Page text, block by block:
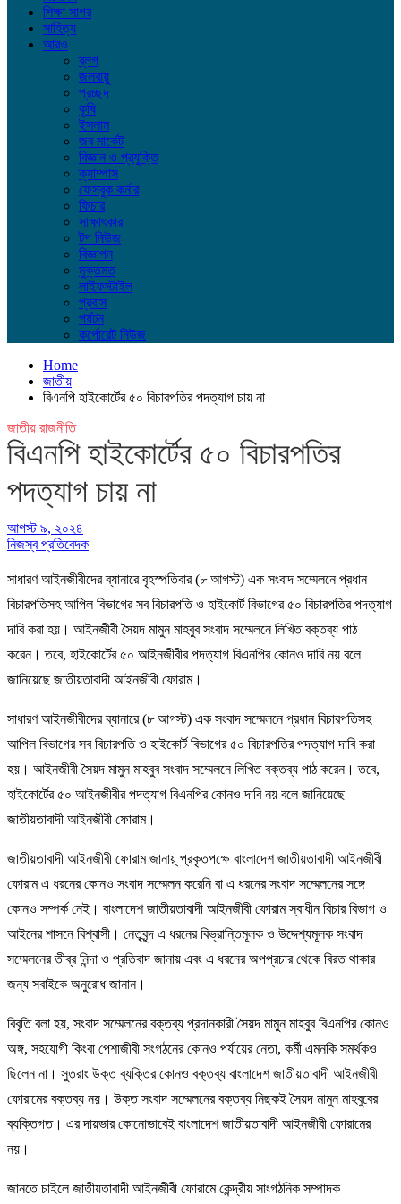
শিক্ষা সাগর
সাহিত্য
আরও
ব্লগ
জলবায়ু
প্রচ্ছদ
কৃষি
ইসলাম
জব মার্কেট
বিজ্ঞান ও প্রযুক্তি
ক্যাম্পাস
ফেসবুক কর্নার
ফিচার
সাক্ষাৎকার
টপ নিউজ
বিজ্ঞাপন
মুক্তমত
লাইফস্টাইল
প্রবাস
পর্যটন
কর্পোরেট নিউজ
Home
জাতীয়
বিএনপি হাইকোর্টের ৫০ বিচারপতির পদত্যাগ চায় না
জাতীয় রাজনীতি
বিএনপি হাইকোর্টের ৫০ বিচারপতির
পদত্যাগ চায় না
আগস্ট ৯, ২০২৪
নিজস্ব প্রতিবেদক
সাধারণ আইনজীবীদের ব্যানারে বৃহস্পতিবার (৮ আগস্ট) এক সংবাদ সম্মেলনে প্রধান
বিচারপতিসহ আপিল বিভাগের সব বিচারপতি ও হাইকোর্ট বিভাগের ৫০ বিচারপতির পদত্যাগ
দাবি করা হয়। আইনজীবী সৈয়দ মামুন মাহবুব সংবাদ সম্মেলনে লিখিত বক্তব্য পাঠ
করেন। তবে, হাইকোর্টের ৫০ আইনজীবীর পদত্যাগ বিএনপির কোনও দাবি নয় বলে
জানিয়েছে জাতীয়তাবাদী আইনজীবী ফোরাম।
সাধারণ আইনজীবীদের ব্যানারে (৮ আগস্ট) এক সংবাদ সম্মেলনে প্রধান বিচারপতিসহ
আপিল বিভাগের সব বিচারপতি ও হাইকোর্ট বিভাগের ৫০ বিচারপতির পদত্যাগ দাবি করা
হয়। আইনজীবী সৈয়দ মামুন মাহবুব সংবাদ সম্মেলনে লিখিত বক্তব্য পাঠ করেন। তবে,
হাইকোর্টের ৫০ আইনজীবীর পদত্যাগ বিএনপির কোনও দাবি নয় বলে জানিয়েছে
জাতীয়তাবাদী আইনজীবী ফোরাম।
জাতীয়তাবাদী আইনজীবী ফোরাম জানায়্‌ প্রকৃতপক্ষে বাংলাদেশ জাতীয়তাবাদী আইনজীবী
ফোরাম এ ধরনের কোনও সংবাদ সম্মেলন করেনি বা এ ধরনের সংবাদ সম্মেলনের সঙ্গে
কোনও সম্পর্ক নেই। বাংলাদেশ জাতীয়তাবাদী আইনজীবী ফোরাম স্বাধীন বিচার বিভাগ ও
আইনের শাসনে বিশ্বাসী। নেতৃবৃন্দ এ ধরনের বিভ্রান্তিমূলক ও উদ্দেশ্যমূলক সংবাদ
সম্মেলনের তীব্র নিন্দা ও প্রতিবাদ জানায় এবং এ ধরনের অপপ্রচার থেকে বিরত থাকার
জন্য সবাইকে অনুরোধ জানান।
বিবৃতি বলা হয়, সংবাদ সম্মেলনের বক্তব্য প্রদানকারী সৈয়দ মামুন মাহবুব বিএনপির কোনও
অঙ্গ, সহযোগী কিংবা পেশাজীবী সংগঠনের কোনও পর্যায়ের নেতা, কর্মী এমনকি সমর্থকও
ছিলেন না। সুতরাং উক্ত ব্যক্তির কোনও বক্তব্য বাংলাদেশ জাতীয়তাবাদী আইনজীবী
ফোরামের বক্তব্য নয়। উক্ত সংবাদ সম্মেলনের বক্তব্য নিছকই সৈয়দ মামুন মাহবুবের
ব্যক্তিগত। এর দায়ভার কোনোভাবেই বাংলাদেশ জাতীয়তাবাদী আইনজীবী ফোরামের
নয়।
জানতে চাইলে জাতীয়তাবাদী আইনজীবী ফোরামে কেন্দ্রীয় সাংগঠনিক সম্পাদক